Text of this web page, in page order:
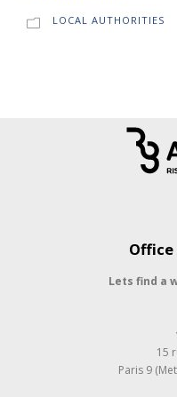
LOCAL AUTHORITIES
Office
Lets find a
15
Paris 9